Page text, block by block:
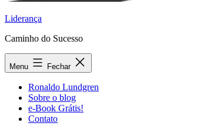
Liderança
Caminho do Sucesso
Menu Fechar
Ronaldo Lundgren
Sobre o blog
e-Book Grátis!
Contato